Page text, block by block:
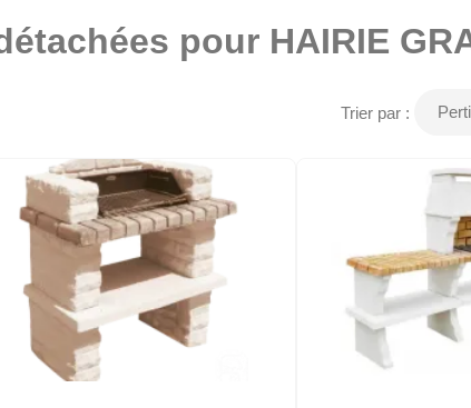
pour HAIRIE
Trier par :